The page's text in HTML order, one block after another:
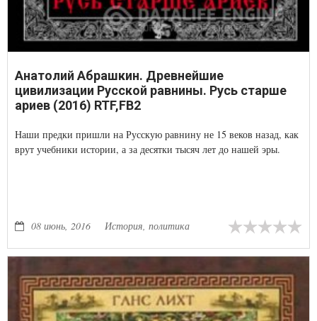
Анатолий Абрашкин. Древнейшие
цивилизации Русской равнины. Русь старше
ариев (2016) RTF,FB2
Наши предки пришли на Русскую равнину не 15 веков назад, как
врут учебники истории, а за десятки тысяч лет до нашей эры.
08 июнь, 2016 История, политика